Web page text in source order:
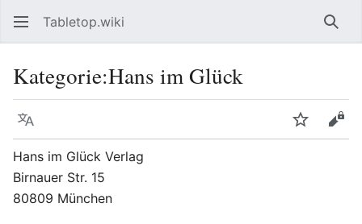
Tabletop.wiki
Kategorie:Hans im Glück
Sprache
Hans im Glück Verlag
Birnauer Str. 15
80809 München